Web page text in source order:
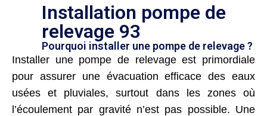
Installation pompe de
relevage 93
Pourquoi installer une pompe de relevage ?
Installer une pompe de relevage est primordiale
pour assurer une évacuation efficace des eaux
usées et pluviales, surtout dans les zones où
l’écoulement par gravité n’est pas possible. Une